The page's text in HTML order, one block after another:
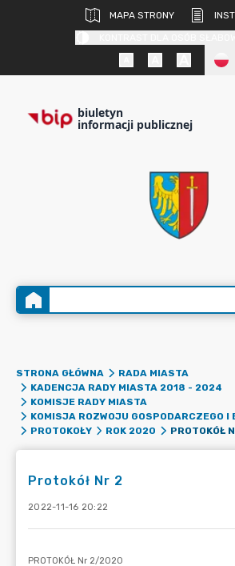
MAPA STRONY
biuletyn
informacji publicznej
STRONA GŁÓWNA
RADA MIASTA
KADENCJA RADY MIASTA 2018 - 2024
KOMISJE RADY MIASTA
KOMISJA ROZWOJU GOSPODARCZEGO I
PROTOKOŁY
ROK 2020 PROTOKÓŁ
Protokół Nr 2
2022-11-16 20:22